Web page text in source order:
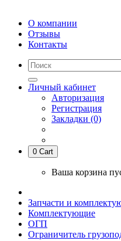
О компании
Отзывы
Контакты
Личный кабинет
Авторизация
Регистрация
Закладки (0)
0 Cart
Ваша корзина
Запчасти и
Комплектующие
ОГП
Ограничитель